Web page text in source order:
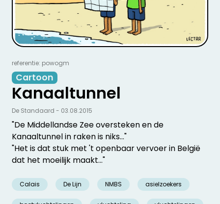
referentie: powogm
Cartoon
Kanaaltunnel
"De Middellandse Zee oversteken en de
Kanaaltunnel in raken is niks..."
"Het is dat stuk met 't openbaar vervoer in België
dat het moeilijk maakt..."
Calais De Lijn NMBS asielzoekers
De Standaard - 03.08.2015